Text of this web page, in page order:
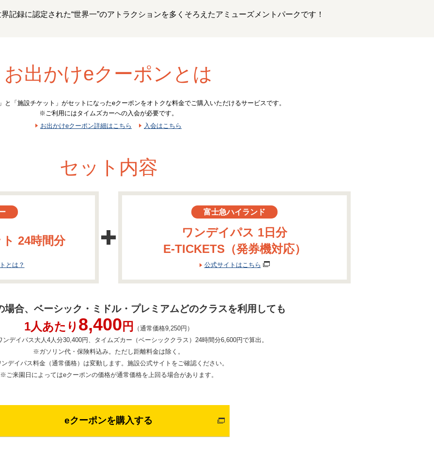
記録に認定された“世界一”のアトラクションを多くそろえたアミューズメントパークです！
お出かけeクーポンとは
と「施設チケット」がセットになったeクーポンをオトクな料金でご購入いただけるサービスです。
※ご利用にはタイムズカーへの入会が必要です。
お出かけeクーポン詳細はこちら
入会はこちら
セット内容
24時間分
とは？
富士急ハイランド
ワンデイパス 1日分
E-TICKETS（発券機対応）
公式サイトはこちら
合、 ベーシック・ミドル・プレミアムどのクラスを利用しても
1人あたり 8,400 円
（通常価格9,250円）
デイパス大人4人分30,400円、タイムズカー（ベーシッククラス）24時間分6,600円で算出。
※ガソリン代・保険料込み。ただし距離料金は除く。
デイパス料金（通常価格）は変動します。施設公式サイトをご確認ください。
※ご来園日によってはeクーポンの価格が通常価格を上回る場合があります。
eクーポンを購入する